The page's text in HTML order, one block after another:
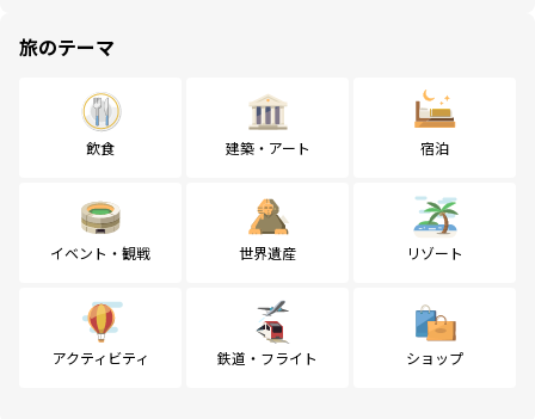
旅のテーマ
飲食 建築・アート 宿泊
イベント・観戦 世界遺産 リゾート
アクティビティ 鉄道・フライト ショップ